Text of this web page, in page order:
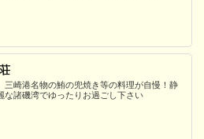
三崎港名物の鮪の兜焼き等の料理が自慢！静
な諸磯湾でゆったりお過ごし下さい